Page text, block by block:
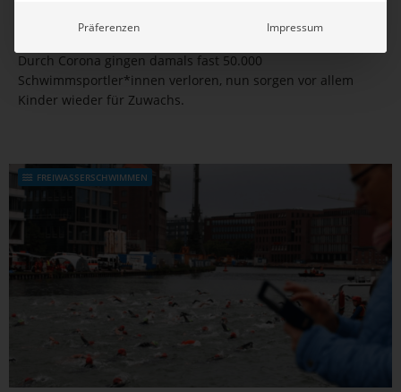
Pandemie
Durch Corona gingen damals fast 50.000
Schwimmsportler*innen verloren, nun sorgen vor allem
Kinder wieder für Zuwachs.
FREIWASSERSCHWIMMEN
Präferenzen Impressum